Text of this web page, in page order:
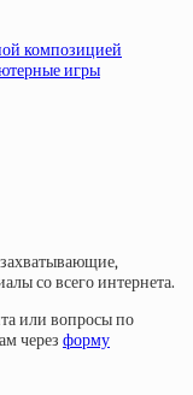
композицией
игры
со всего интернета.
или вопросы по
через форму